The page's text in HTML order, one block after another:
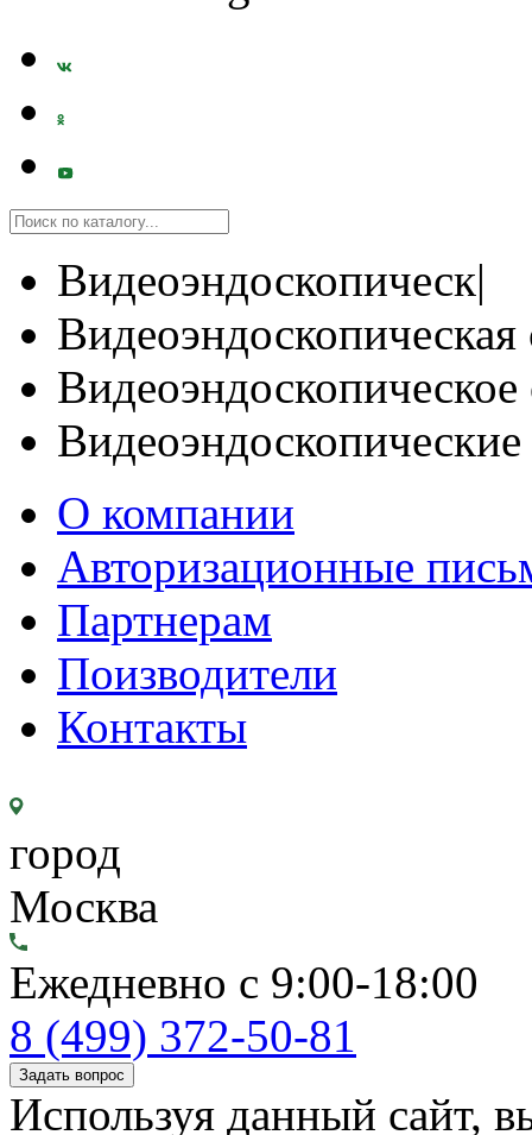
Видеоэндоскопическ|
Видеоэндоскопическая
О компании
Авторизационные
Партнерам
Поизводители
Контакты
город
Москва
Ежедневно с 9:00-18:00
8 (499) 372-50-81
Задать вопрос
Используя данный сайт,